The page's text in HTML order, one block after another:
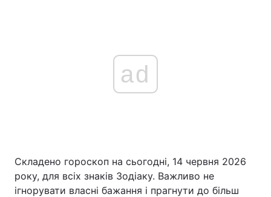
Головна Війна
ad
Складено гороскоп на сьогодні, 14 червня 2026
року, для всіх знаків Зодіаку. Важливо не
ігнорувати власні бажання і прагнути до більш